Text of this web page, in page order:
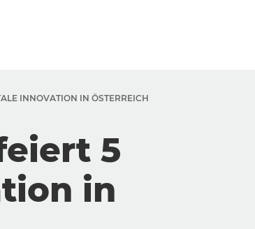
INNOVATION IN ÖSTERREICH
5
in